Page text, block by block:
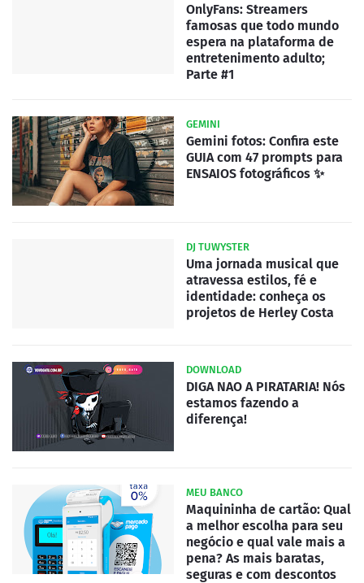
OnlyFans: Streamers
famosas que todo mundo
espera na plataforma de
entretenimento adulto;
Parte #1
GEMINI
Gemini fotos: Confira este
GUIA com 47 prompts para
ENSAIOS fotográficos ✨
DJ TUWYSTER
Uma jornada musical que
atravessa estilos, fé e
identidade: conheça os
projetos de Herley Costa
DOWNLOAD
DIGA NAO A PIRATARIA! Nós
estamos fazendo a
diferença!
MEU BANCO
Maquininha de cartão: Qual
a melhor escolha para seu
negócio e qual vale mais a
pena? As mais baratas,
seguras e com descontos